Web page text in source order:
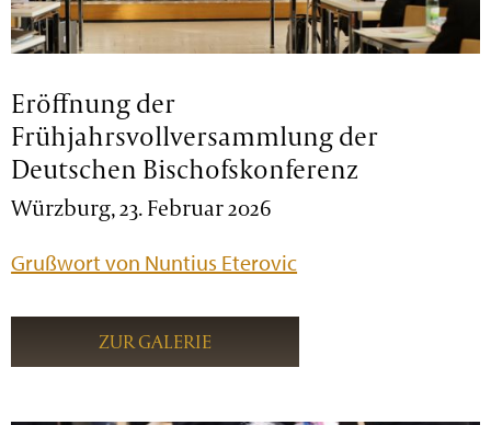
Eröffnung der
Frühjahrsvollversammlung der
Deutschen Bischofskonferenz
Würzburg, 23. Februar 2026
Grußwort von Nuntius Eterovic
ZUR GALERIE